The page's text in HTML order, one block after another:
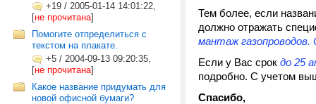
+19 / 2005-01-14 14:01:22,
[не прочитана]
Помогите отпределиться с
текстом на плакате.
+5 / 2004-09-13 09:20:35,
[не прочитана]
Какое название придумать для
новой офисной бумаги?
Тем более, если
должно отражать
мантаж
Если у Вас срок до 25
подробно. С учетом
Спасибо,